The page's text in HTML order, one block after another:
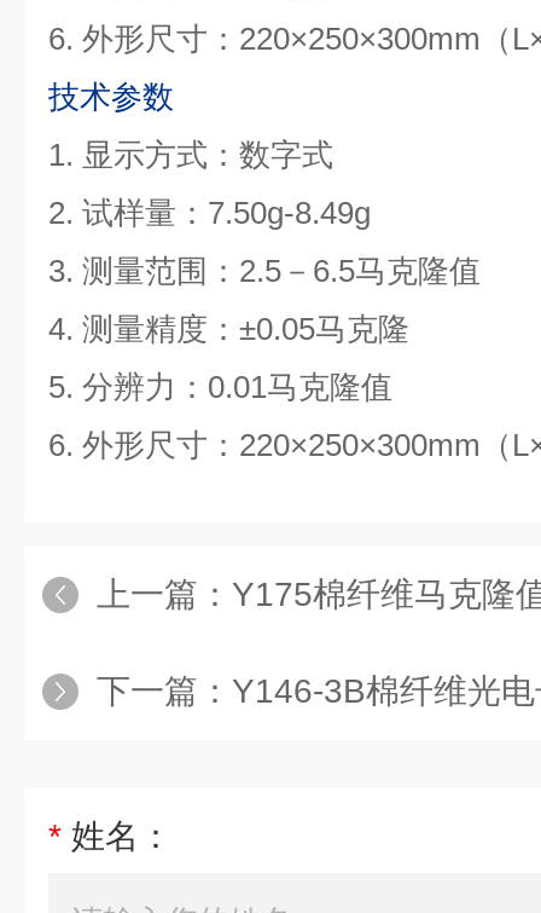
6. 外形尺寸：220×250×300mm（
技术参数
1. 显示方式：数字式
2. 试样量：7.50g-8.49g
3. 测量范围：2.5－6.5马克隆值
4. 测量精度：±0.05马克隆
5. 分辨力：0.01马克隆值
6. 外形尺寸：220×250×300mm（
上一篇： Y175棉纤维马克隆
下一篇： Y146-3B棉纤维光
* 姓名：